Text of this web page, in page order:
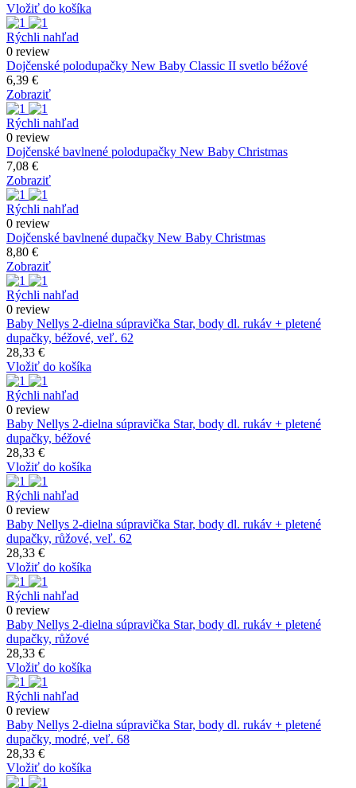
Vložiť do košíka
Rýchli nahľad
0 review
Dojčenské polodupačky New Baby Classic II svetlo béžové
6,39 €
Zobraziť
Rýchli nahľad
0 review
Dojčenské bavlnené polodupačky New Baby Christmas
7,08 €
Zobraziť
Rýchli nahľad
0 review
Dojčenské bavlnené dupačky New Baby Christmas
8,80 €
Zobraziť
Rýchli nahľad
0 review
Baby Nellys 2-dielna súpravička Star, body dl. rukáv + pletené
dupačky, béžové, veľ. 62
28,33 €
Vložiť do košíka
Rýchli nahľad
0 review
Baby Nellys 2-dielna súpravička Star, body dl. rukáv + pletené
dupačky, béžové
28,33 €
Vložiť do košíka
Rýchli nahľad
0 review
Baby Nellys 2-dielna súpravička Star, body dl. rukáv + pletené
dupačky, růžové, veľ. 62
28,33 €
Vložiť do košíka
Rýchli nahľad
0 review
Baby Nellys 2-dielna súpravička Star, body dl. rukáv + pletené
dupačky, růžové
28,33 €
Vložiť do košíka
Rýchli nahľad
0 review
Baby Nellys 2-dielna súpravička Star, body dl. rukáv + pletené
dupačky, modré, veľ. 68
28,33 €
Vložiť do košíka